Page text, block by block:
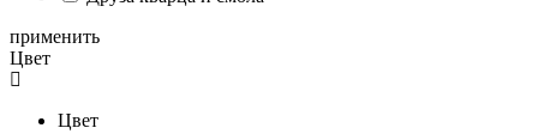
применить
Цвет
Цвет